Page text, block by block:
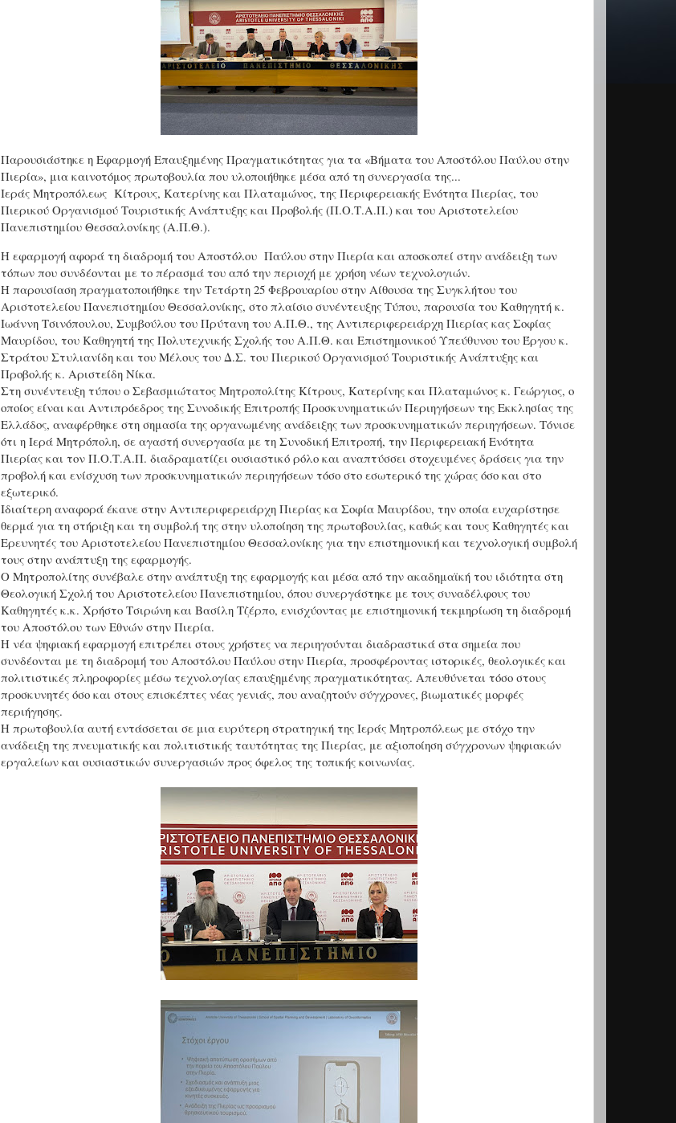
Παρουσιάστηκε η Εφαρμογή Επαυξημένης Πραγματικότητας για τα «Βήματα του Αποστόλου Παύλου στην
Πιερία», μια καινοτόμος πρωτοβουλία που υλοποιήθηκε μέσα από τη συνεργασία της...
Ιεράς Μητροπόλεως Κίτρους, Κατερίνης και Πλαταμώνος, της Περιφερειακής Ενότητα Πιερίας, του
Πιερικού Οργανισμού Τουριστικής Ανάπτυξης και Προβολής (Π.Ο.Τ.Α.Π.) και του Αριστοτελείου
Πανεπιστημίου Θεσσαλονίκης (Α.Π.Θ.).
Η εφαρμογή αφορά τη διαδρομή του Αποστόλου Παύλου στην Πιερία και αποσκοπεί στην ανάδειξη των
τόπων που συνδέονται με το πέρασμά του από την περιοχή με χρήση νέων τεχνολογιών.
Η παρουσίαση πραγματοποιήθηκε την Τετάρτη 25 Φεβρουαρίου στην Αίθουσα της Συγκλήτου του
Αριστοτελείου Πανεπιστημίου Θεσσαλονίκης, στο πλαίσιο συνέντευξης Τύπου, παρουσία του Καθηγητή κ.
Ιωάννη Τσινόπουλου, Συμβούλου του Πρύτανη του Α.Π.Θ., της Αντιπεριφερειάρχη Πιερίας κας Σοφίας
Μαυρίδου, του Καθηγητή της Πολυτεχνικής Σχολής του Α.Π.Θ. και Επιστημονικού Υπεύθυνου του Έργου κ.
Στράτου Στυλιανίδη και του Μέλους του Δ.Σ. του Πιερικού Οργανισμού Τουριστικής Ανάπτυξης και
Προβολής κ. Αριστείδη Νίκα.
Στη συνέντευξη τύπου ο Σεβασμιώτατος Μητροπολίτης Κίτρους, Κατερίνης και Πλαταμώνος κ. Γεώργιος, ο
οποίος είναι και Αντιπρόεδρος της Συνοδικής Επιτροπής Προσκυνηματικών Περιηγήσεων της Εκκλησίας της
Ελλάδος, αναφέρθηκε στη σημασία της οργανωμένης ανάδειξης των προσκυνηματικών περιηγήσεων. Τόνισε
ότι η Ιερά Μητρόπολη, σε αγαστή συνεργασία με τη Συνοδική Επιτροπή, την Περιφερειακή Ενότητα
Πιερίας και τον Π.Ο.Τ.Α.Π. διαδραματίζει ουσιαστικό ρόλο και αναπτύσσει στοχευμένες δράσεις για την
προβολή και ενίσχυση των προσκυνηματικών περιηγήσεων τόσο στο εσωτερικό της χώρας όσο και στο
εξωτερικό.
Ιδιαίτερη αναφορά έκανε στην Αντιπεριφερειάρχη Πιερίας κα Σοφία Μαυρίδου, την οποία ευχαρίστησε
θερμά για τη στήριξη και τη συμβολή της στην υλοποίηση της πρωτοβουλίας, καθώς και τους Καθηγητές και
Ερευνητές του Αριστοτελείου Πανεπιστημίου Θεσσαλονίκης για την επιστημονική και τεχνολογική συμβολή
τους στην ανάπτυξη της εφαρμογής.
Ο Μητροπολίτης συνέβαλε στην ανάπτυξη της εφαρμογής και μέσα από την ακαδημαϊκή του ιδιότητα στη
Θεολογική Σχολή του Αριστοτελείου Πανεπιστημίου, όπου συνεργάστηκε με τους συναδέλφους του
Καθηγητές κ.κ. Χρήστο Τσιρώνη και Βασίλη Τζέρπο, ενισχύοντας με επιστημονική τεκμηρίωση τη διαδρομή
του Αποστόλου των Εθνών στην Πιερία.
Η νέα ψηφιακή εφαρμογή επιτρέπει στους χρήστες να περιηγούνται διαδραστικά στα σημεία που
συνδέονται με τη διαδρομή του Αποστόλου Παύλου στην Πιερία, προσφέροντας ιστορικές, θεολογικές και
πολιτιστικές πληροφορίες μέσω τεχνολογίας επαυξημένης πραγματικότητας. Απευθύνεται τόσο στους
προσκυνητές όσο και στους επισκέπτες νέας γενιάς, που αναζητούν σύγχρονες, βιωματικές μορφές
περιήγησης.
Η πρωτοβουλία αυτή εντάσσεται σε μια ευρύτερη στρατηγική της Ιεράς Μητροπόλεως με στόχο την
ανάδειξη της πνευματικής και πολιτιστικής ταυτότητας της Πιερίας, με αξιοποίηση σύγχρονων ψηφιακών
εργαλείων και ουσιαστικών συνεργασιών προς όφελος της τοπικής κοινωνίας.